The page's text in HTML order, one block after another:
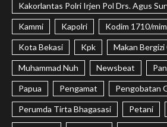
Kakorlantas Polri Irjen Pol Drs. Agus
Kammi Kapolri Kodim 1710/
Kota Bekasi Kpk Makan
Muhammad Nuh Newsbeat
Papua Pengamat Pengobatan
Perumda Tirta Bhagasasi Petani